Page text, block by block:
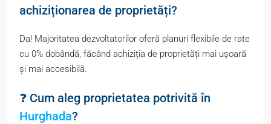
achiziționarea de proprietăți?
Da! Majoritatea dezvoltatorilor oferă planuri flexibile de rate
cu 0% dobândă, făcând achiziția de proprietăți mai ușoară
și mai accesibilă.
❓ Cum aleg proprietatea potrivită în
Hurghada?